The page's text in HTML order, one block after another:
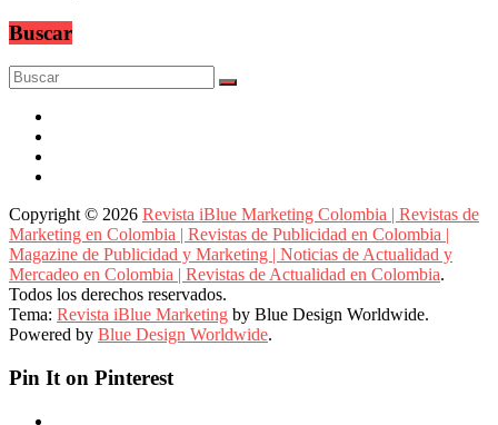
Buscar
Copyright © 2026 Revista iBlue Marketing Colombia | Revistas de
Marketing en Colombia | Revistas de Publicidad en Colombia |
Magazine de Publicidad y Marketing | Noticias de Actualidad y
Mercadeo en Colombia | Revistas de Actualidad en Colombia.
Todos los derechos reservados.
Tema: Revista iBlue Marketing by Blue Design Worldwide.
Powered by Blue Design Worldwide.
Pin It on Pinterest